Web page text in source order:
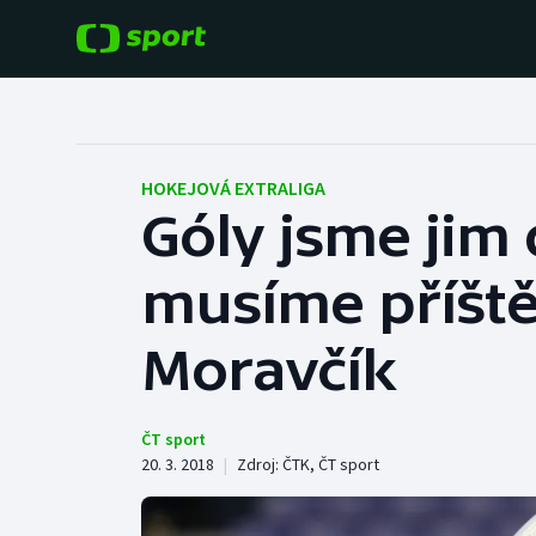
Hokej
Tenis
Atletika
Baseball a softbal
Basketbal
Biatlon
HOKEJOVÁ EXTRALIGA
Góly jsme jim
musíme
Moravčík
ČT sport
20. 3. 2018 | Zdroj: ČTK, ČT sport